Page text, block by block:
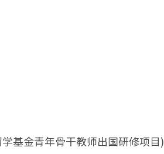
基金青年骨干教师出国研修项目)